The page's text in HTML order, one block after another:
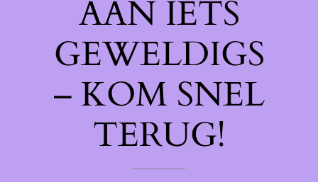
AAN IETS
GEWELDIGS
– KOM SNEL
TERUG!